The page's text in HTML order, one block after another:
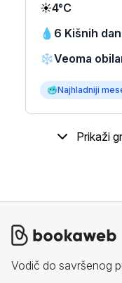
☀️4°C
💧 6 Kišnih
❄️Veoma
🥶Najhladniji
Prikaži
Vodič do savršenog